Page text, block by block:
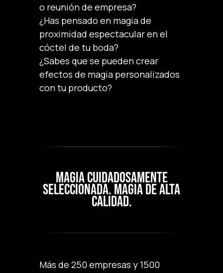
o reunión de empresa?
¿Has pensado en magia de
proximidad espectacular en el
cóctel de tu boda?
¿Sabes que se pueden crear
efectos de magia personalizados
con tu producto?
MAGIA CUIDADOSAMENTE
SELECCIONADA. MAGIA DE ALTA
CALIDAD.
Más de 250 empresas y 1500